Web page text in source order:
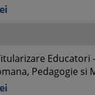
Educatori
Pedagogie si